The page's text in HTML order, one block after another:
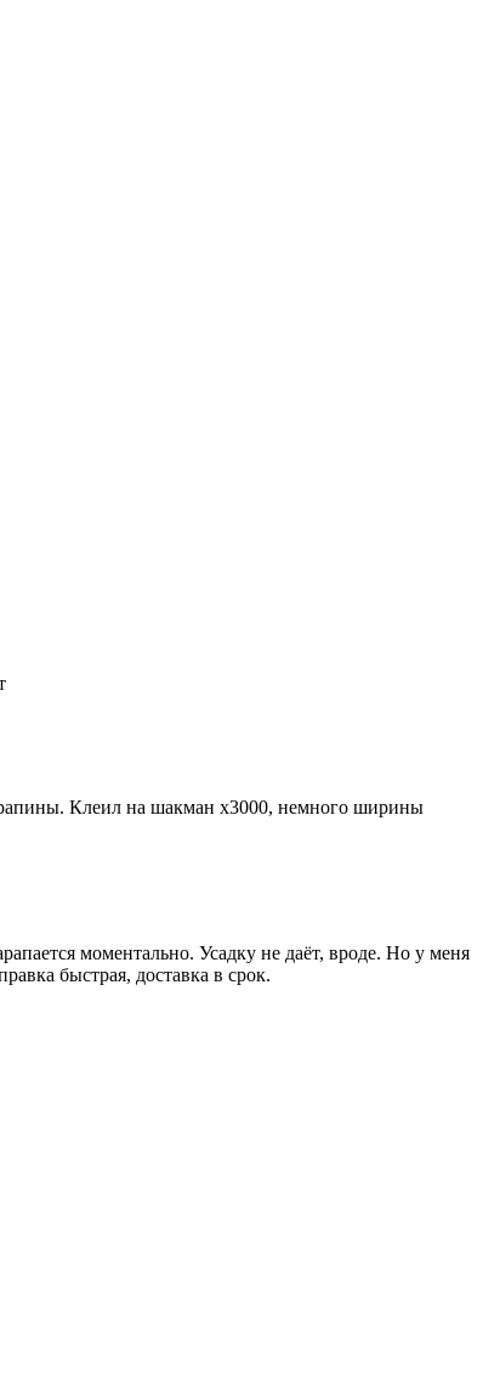
Клеил на шакман х3000, немного ширины
моментально. Усадку не даёт, вроде. Но у меня
быстрая, доставка в срок.